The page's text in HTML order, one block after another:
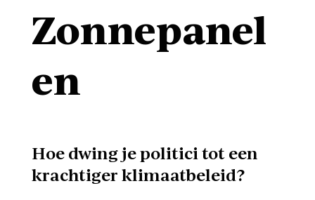
Zonnepanel
en
Hoe dwing je politici tot een
krachtiger klimaatbeleid?